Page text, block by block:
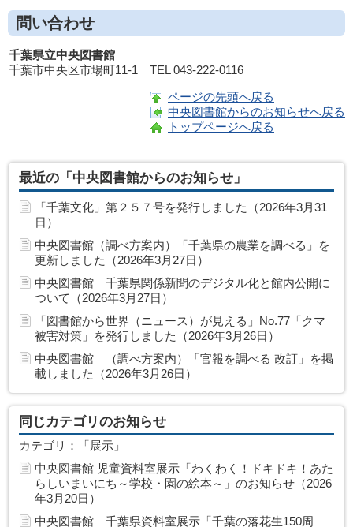
問い合わせ
千葉県立中央図書館
千葉市中央区市場町11-1 TEL 043-222-0116
ページの先頭へ戻る
中央図書館からのお知らせへ戻る
トップページへ戻る
最近の「中央図書館からのお知らせ」
「千葉文化」第２５７号を発行しました（2026年3月31
日）
中央図書館（調べ方案内）「千葉県の農業を調べる」を
更新しました（2026年3月27日）
中央図書館 千葉県関係新聞のデジタル化と館内公開に
ついて（2026年3月27日）
「図書館から世界（ニュース）が見える」No.77「クマ
被害対策」を発行しました（2026年3月26日）
中央図書館 （調べ方案内）「官報を調べる 改訂」を掲
載しました（2026年3月26日）
同じカテゴリのお知らせ
カテゴリ：「展示」
中央図書館 児童資料室展示「わくわく！ドキドキ！あた
らしいまいにち～学校・園の絵本～」のお知らせ（2026
年3月20日）
中央図書館 千葉県資料室展示「千葉の落花生150周